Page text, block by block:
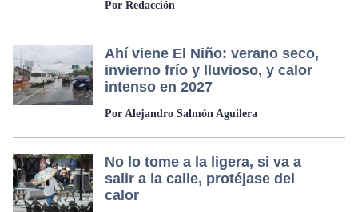
Por Redacción
Ahí viene El Niño: verano seco,
invierno frío y lluvioso, y calor
intenso en 2027
Por Alejandro Salmón Aguilera
No lo tome a la ligera, si va a
salir a la calle, protéjase del
calor